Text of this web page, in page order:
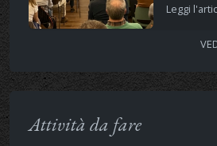
Leggi
Attività da fare